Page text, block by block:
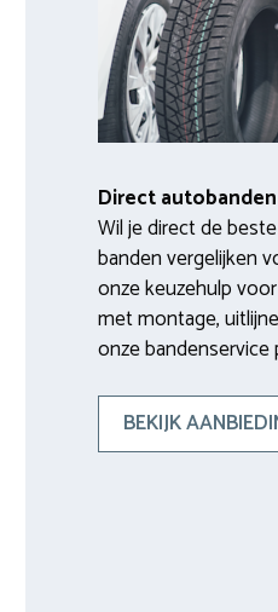
Direct
Wil je direct de
banden vergelijken
onze keuzehulp
met montage,
onze bandenservice
BEKIJK